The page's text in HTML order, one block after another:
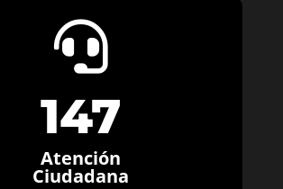

147
Atención
Ciudadana